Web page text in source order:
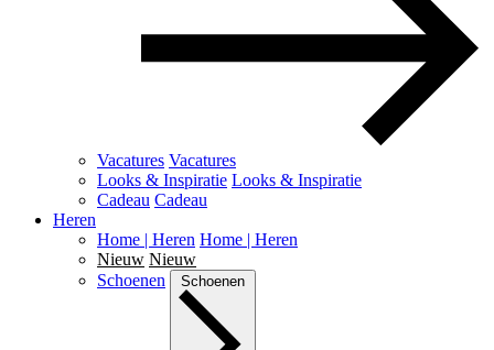
Vacatures Vacatures
Looks & Inspiratie Looks & Inspiratie
Cadeau Cadeau
Heren
Home | Heren Home | Heren
Nieuw Nieuw
Schoenen
Schoenen